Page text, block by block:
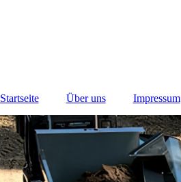
Startseite Über uns Impressum